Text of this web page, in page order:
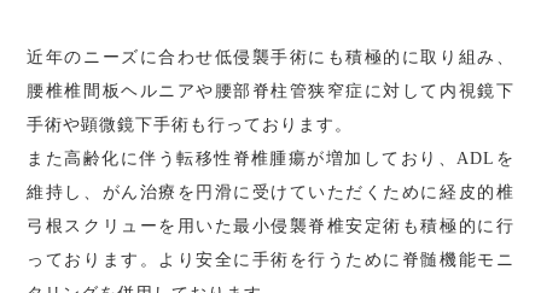
近年のニーズに合わせ低侵襲手術にも積極的に取り組み、
腰椎椎間板ヘルニアや腰部脊柱管狭窄症に対して内視鏡下
手術や顕微鏡下手術も行っております。
また高齢化に伴う転移性脊椎腫瘍が増加しており、ADLを
維持し、がん治療を円滑に受けていただくために経皮的椎
弓根スクリューを用いた最小侵襲脊椎安定術も積極的に行
っております。より安全に手術を行うために脊髄機能モニ